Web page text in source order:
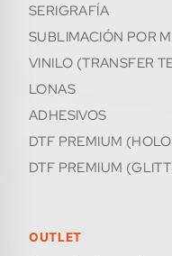
SERIGRAFÍA
SUBLIMACIÓN POR
VINILO (TRANSFER
LONAS
ADHESIVOS
DTF PREMIUM
DTF PREMIUM
OUTLET